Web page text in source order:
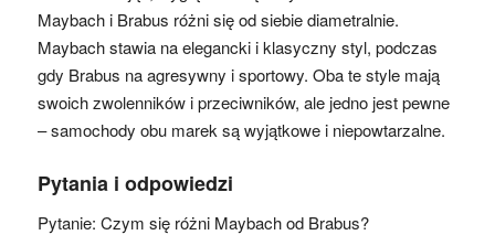
Maybach i Brabus różni się od siebie diametralnie.
Maybach stawia na elegancki i klasyczny styl, podczas
gdy Brabus na agresywny i sportowy. Oba te style mają
swoich zwolenników i przeciwników, ale jedno jest pewne
– samochody obu marek są wyjątkowe i niepowtarzalne.
Pytania i odpowiedzi
Pytanie: Czym się różni Maybach od Brabus?